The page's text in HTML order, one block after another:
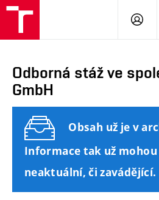
Brno
Odborná stáž ve
GmbH
Obsah už je v
Informace tak už
neaktuální, či zavádějící.